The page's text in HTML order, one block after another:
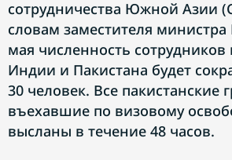
сотрудничества Южной Азии
словам заместителя
мая численность сотрудников
Индии и Пакистана будет
30 человек. Все пакистанские
въехавшие по визовому
высланы в течение 48 часов.